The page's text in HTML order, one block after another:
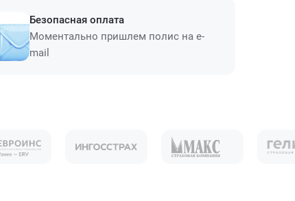
Безопасная оплата
Моментально пришлем полис на e-
mail